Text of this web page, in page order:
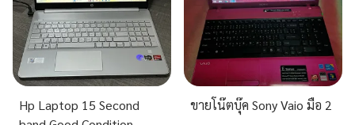
Hp Laptop 15 Second
ขายโน๊ตบุ๊ค Sony Vaio มือ 2